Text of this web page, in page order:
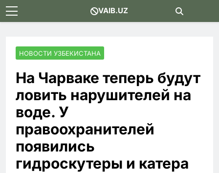
Skip
to
VAIB.UZ
НОВОСТИ УЗБЕКИСТАНА
На Чарваке теперь будут
ловить нарушителей на
воде. У
правоохранителей
появились
гидроскутеры и катера